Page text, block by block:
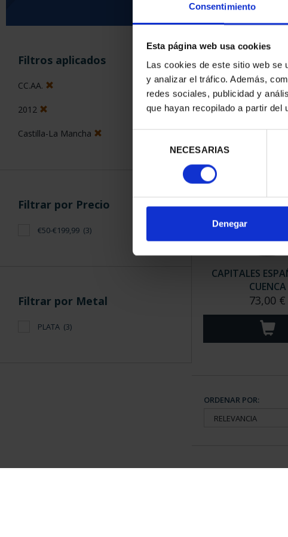
Consentimiento
Esta página web usa cookies
Las cookies de este sitio web se
y analizar el tráfico. Además,
redes sociales, publicidad y
que hayan recopilado a partir del
consentimiento
NECESARIAS
Denegar
Filtros aplicados
CC.AA.
2012
Castilla-La Mancha
Filtrar por Precio
€50-€199,99 (3)
Filtrar por Metal
PLATA (3)
ORDENAR POR:
3 Productos
CAPITALES
CUENCA
73,00 €
ORDENAR POR: